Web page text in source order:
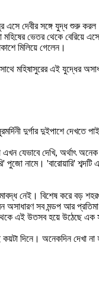
এসে দেবীর সঙ্গে যুদ্ধ শুরু
ভেতর থেকে বেরিয়ে
মিলিয়ে গেলেন।
মহিষাসুরের এই যুদ্ধের
দুর্গার দুইপাশে দেখতে
এখন যেভাবে দেখি, অর্থাৎ
নামে। 'বারোয়ারি'
নেই। বিশেষ করে বড়
অসাধারণ সব মন্ডপ আর
থেকে এই উতসব হয়ে উঠেছে
দিনে। অনেকদিন দেখা না